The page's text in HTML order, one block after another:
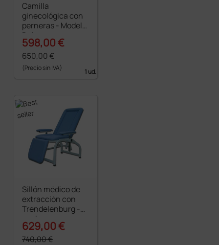
Camilla
ginecológica con
perneras - Modelo
Deluxe con
posición de
Trendelenburg
598,00 €
650,00 €
(Precio sin IVA) 1 ud.
Sillón médico de
extracción con
Trendelenburg -
azul
629,00 €
740,00 €